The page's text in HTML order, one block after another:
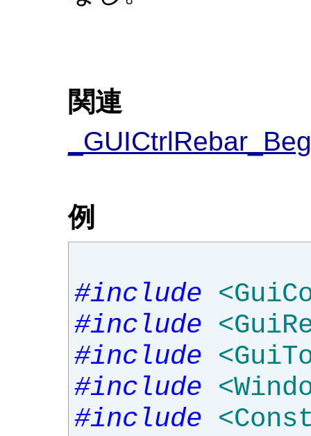
関連
例
#include
#include
#include
#include
#include